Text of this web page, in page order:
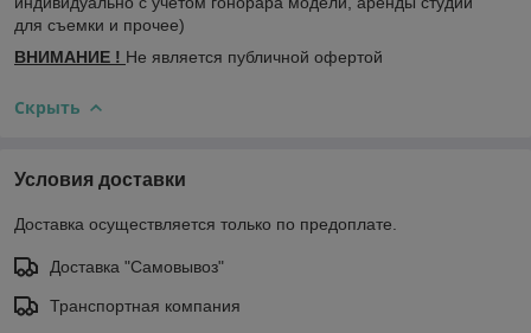
для съемки и прочее)
ВНИМАНИЕ ! Не является публичной офертой
Скрыть
Условия доставки
Доставка осуществляется только по предоплате.
Доставка "Самовывоз"
Транспортная компания